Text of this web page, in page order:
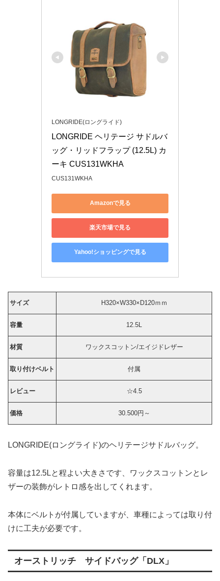
LONGRIDE(ロングライド)
LONGRIDE ヘリテージ サドルバ
ッグ・リッドフラップ (12.5L) カ
ーキ CUS131WKHA
CUS131WKHA
Amazonで見る
楽天市場で見る
Yahoo!ショッピングで見る
サイズ H320×W330×D120ｍｍ
容量 12.5L
材質 ワックスコットン/エイジドレザー
取り付けベルト 付属
レビュー ☆4.5
価格 30.500円～
LONGRIDE(ロングライド)のヘリテージサドルバッグ。
容量は12.5Lと程よい大きさです、ワックスコットンとレ
ザーの装飾がレトロ感を出してくれます。
本体にベルトが付属していますが、車種によっては取り付
けに工夫が必要です。
オーストリッチ サイドバッグ「DLX」